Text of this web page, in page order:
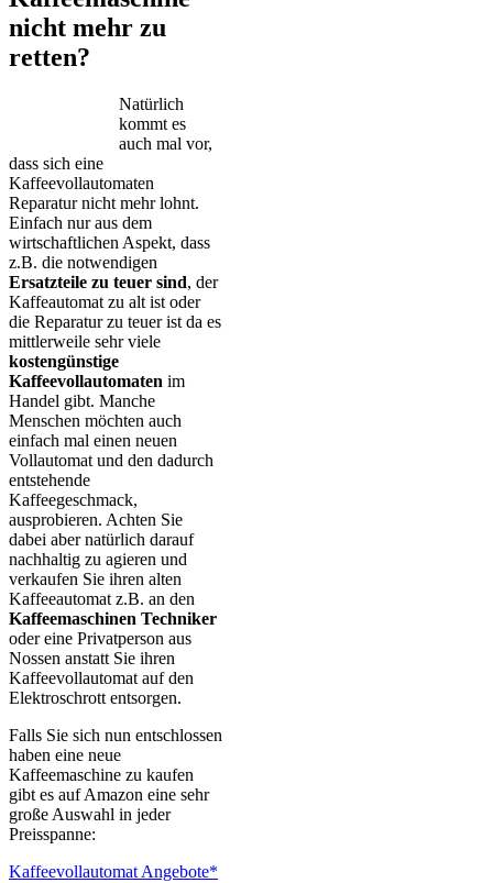
nicht mehr zu
retten?
Natürlich
kommt es
auch mal vor,
dass sich eine
Kaffeevollautomaten
Reparatur nicht mehr lohnt.
Einfach nur aus dem
wirtschaftlichen Aspekt, dass
z.B. die notwendigen
Ersatzteile zu teuer sind, der
Kaffeautomat zu alt ist oder
die Reparatur zu teuer ist da es
mittlerweile sehr viele
kostengünstige
Kaffeevollautomaten im
Handel gibt. Manche
Menschen möchten auch
einfach mal einen neuen
Vollautomat und den dadurch
entstehende
Kaffeegeschmack,
ausprobieren. Achten Sie
dabei aber natürlich darauf
nachhaltig zu agieren und
verkaufen Sie ihren alten
Kaffeeautomat z.B. an den
Kaffeemaschinen Techniker
oder eine Privatperson aus
Nossen anstatt Sie ihren
Kaffeevollautomat auf den
Elektroschrott entsorgen.
Falls Sie sich nun entschlossen
haben eine neue
Kaffeemaschine zu kaufen
gibt es auf Amazon eine sehr
große Auswahl in jeder
Preisspanne:
Kaffeevollautomat Angebote*